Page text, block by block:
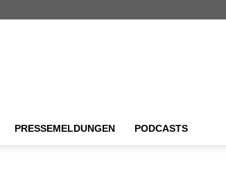
PRESSEMELDUNGEN PODCASTS